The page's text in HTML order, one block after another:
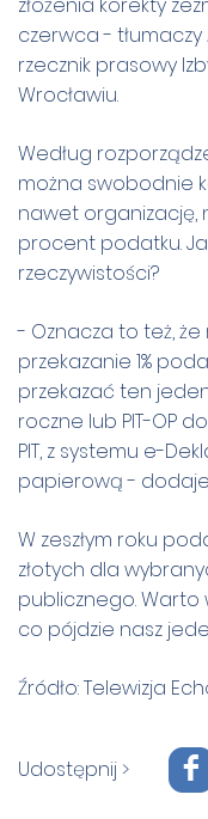
czerwca - tłumaczy
rzecznik prasowy
Wrocławiu.
Według
można swobodnie
nawet organizację,
procent podatku.
rzeczywistości?
- Oznacza to też,
przekazanie 1%
przekazać ten
roczne lub PIT-OP
PIT, z systemu e-
papierową - dodaje
W zeszłym roku
złotych dla
publicznego.
co pójdzie nasz
Źródło:Telewizja
Udostępnij > F